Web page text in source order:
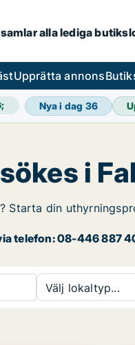
alla lediga
Upprätta annons
Nya i dag 36
i
Starta din
telefon: 08-446 887
Välj lokaltyp...